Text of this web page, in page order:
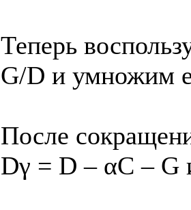
Теперь
G/D и умножим
После
Dγ = D – αC – G